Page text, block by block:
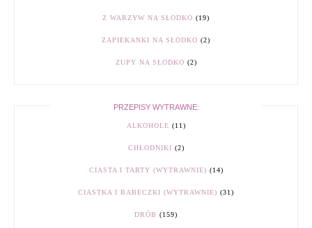
Z WARZYW NA SŁODKO (19)
ZAPIEKANKI NA SŁODKO (2)
ZUPY NA SŁODKO (2)
PRZEPISY WYTRAWNE:
ALKOHOLE (11)
CHŁODNIKI (2)
CIASTA I TARTY (WYTRAWNIE) (14)
CIASTKA I BABECZKI (WYTRAWNIE) (31)
DRÓB (159)